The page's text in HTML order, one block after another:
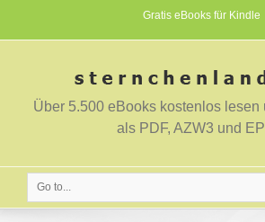
Gratis eBooks für Kindle
Über 5.500 eBooks kostenlos lesen
als PDF, AZW3 und
Go to...